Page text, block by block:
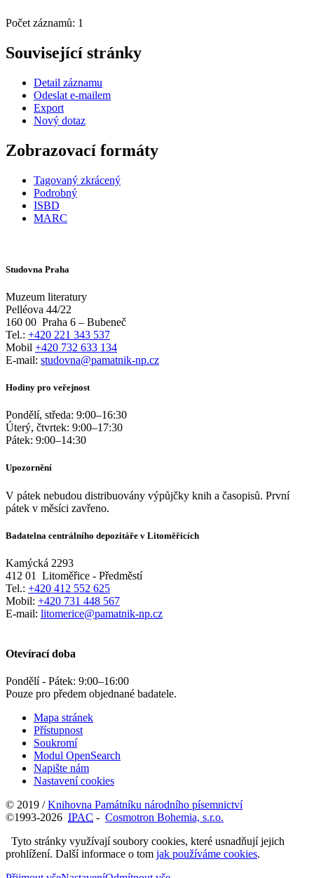
Počet záznamů: 1
Související stránky
Detail záznamu
Odeslat e-mailem
Export
Nový dotaz
Zobrazovací formáty
Tagovaný zkrácený
Podrobný
ISBD
MARC
Studovna Praha
Muzeum literatury
Pelléova 44/22
160 00 Praha 6 – Bubeneč
Tel.: +420 221 343 537
Mobil +420 732 633 134
E-mail: studovna@pamatnik-np.cz
Hodiny pro veřejnost
Pondělí, středa: 9:00–16:30
Úterý, čtvrtek: 9:00–17:30
Pátek: 9:00–14:30
Upozornění
V pátek nebudou distribuovány výpůjčky knih a časopisů. První
pátek v měsíci zavřeno.
Badatelna centrálního depozitáře v Litoměřicích
Kamýcká 2293
412 01
Litoměřice - Předměstí
Tel.: +420 412 552 625
Mobil: +420 731 448 567
E-mail: litomerice@pamatnik-np.cz
Otevírací doba
Pondělí - Pátek: 9:00–16:00
Pouze pro předem objednané badatele.
Mapa stránek
Přístupnost
Soukromí
Modul OpenSearch
Napište nám
Nastavení cookies
© 2019 /Knihovna Památníku národního písemnictví
©1993-2026 IPAC - Cosmotron Bohemia, s.r.o.
Tyto stránky využívají soubory cookies, které usnadňují jejich
prohlížení. Další informace o tom jak používáme cookies.